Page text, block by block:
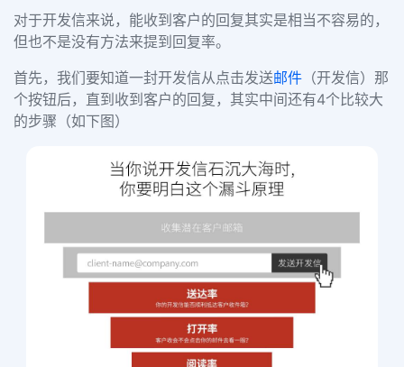
对于开发信来说，能收到客户的回复其实是相当不容易的，
但也不是没有方法来提到回复率。
首先，我们要知道一封开发信从点击发送邮件 （开发信）那
个按钮后，直到收到客户的回复，其实中间还有4个比较大
的步骤（如下图）